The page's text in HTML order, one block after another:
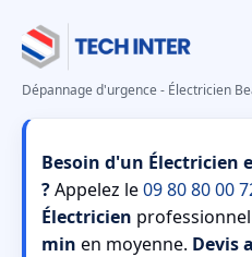
Dépannage d'urgence - Électricien
Besoin d'un Électricien
?Appelez le09 80 80 00
Électricien
min en moyenne. Devis